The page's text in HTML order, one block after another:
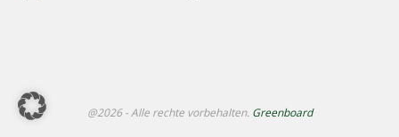
@2026 - Alle rechte vorbehalten. Greenboard